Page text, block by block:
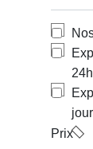
24h
Prix